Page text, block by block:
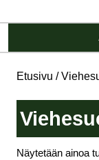
Etusivu /
Näytetään ainoa